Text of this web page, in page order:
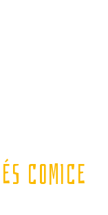
COMICE